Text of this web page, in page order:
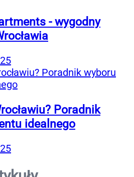
- wygodny
Poradnik
idealnego